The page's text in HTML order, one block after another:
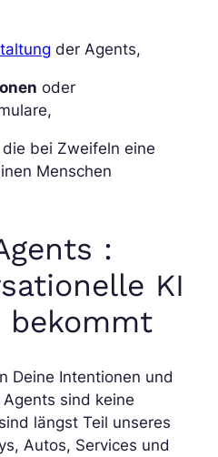
der Agents,
oder
die bei Zweifeln eine
Menschen
:
KI
bekommt
Deine Intentionen und
sind keine
längst Teil unseres
Autos, Services und